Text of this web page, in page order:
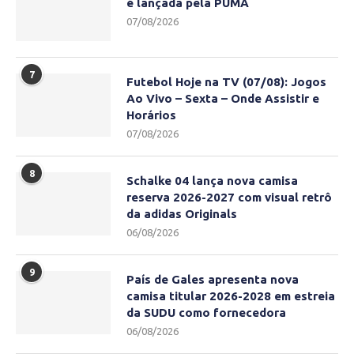
é lançada pela PUMA
07/08/2026
7
Futebol Hoje na TV (07/08): Jogos
Ao Vivo – Sexta – Onde Assistir e
Horários
07/08/2026
8
Schalke 04 lança nova camisa
reserva 2026-2027 com visual retrô
da adidas Originals
06/08/2026
9
País de Gales apresenta nova
camisa titular 2026-2028 em estreia
da SUDU como fornecedora
06/08/2026